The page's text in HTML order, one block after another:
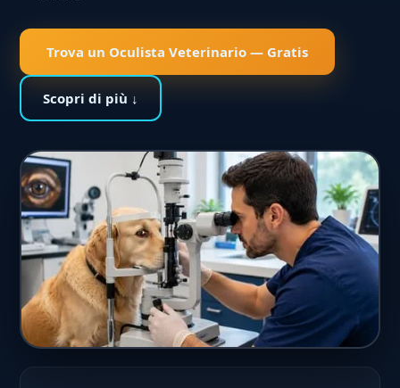
Trova un Oculista Veterinario — Gratis
Scopri di più ↓